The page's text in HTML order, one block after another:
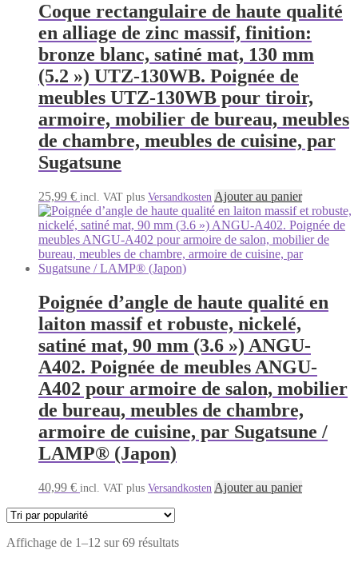
Coque rectangulaire de haute qualité
en alliage de zinc massif, finition:
bronze blanc, satiné mat, 130 mm
(5.2 ») UTZ-130WB. Poignée de
meubles UTZ-130WB pour tiroir,
armoire, mobilier de bureau, meubles
de chambre, meubles de cuisine, par
Sugatsune
25,99 € incl. VAT plus Versandkosten Ajouter au panier
Poignée d’angle de haute qualité en
laiton massif et robuste, nickelé,
satiné mat, 90 mm (3.6 ») ANGU-
A402. Poignée de meubles ANGU-
A402 pour armoire de salon, mobilier
de bureau, meubles de chambre,
armoire de cuisine, par Sugatsune /
LAMP® (Japon)
40,99 € incl. VAT plus Versandkosten Ajouter au panier
Affichage de 1–12 sur 69 résultatsTrié